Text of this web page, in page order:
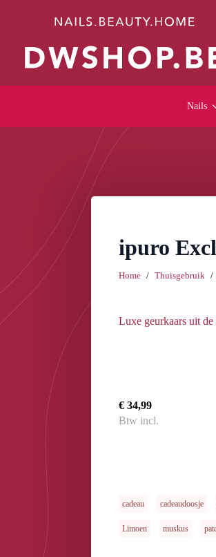
Nails
ipuro
Home Thuisgebruik
Luxe geurkaars uit
€ 34,99
Btw incl.
cadeau cadeaudoosje
Limoen muskus